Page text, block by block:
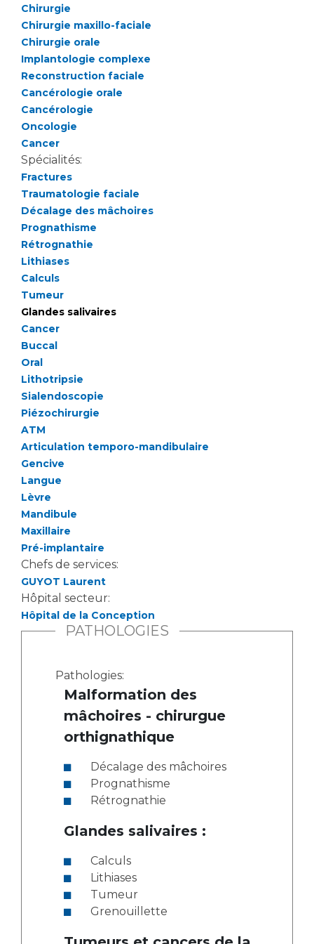
Qualité
Nos indicateurs qualité et de sécurité des soins
Protection des données
Sécurité
Les recherches en santé à l’AP-HM
Lieu de santé sans tabac
Liste des marchés conclus
Documents utiles
Chirurgie
Chirurgie maxillo-faciale
Chirurgie orale
Implantologie complexe
Reconstruction faciale
Cancérologie orale
Cancérologie
Oncologie
Cancer
Spécialités:
Fractures
Traumatologie faciale
Décalage des mâchoires
Prognathisme
Rétrognathie
Lithiases
Calculs
Tumeur
Glandes salivaires
Cancer
Buccal
Oral
Lithotripsie
Sialendoscopie
Piézochirurgie
ATM
Articulation temporo-mandibulaire
Gencive
Langue
Lèvre
Mandibule
Maxillaire
Pré-implantaire
Chefs de services:
GUYOT Laurent
Hôpital secteur:
Hôpital de la Conception
PATHOLOGIES
Pathologies:
Malformation des
mâchoires - chirurgue
orthignathique
Décalage des mâchoires
Prognathisme
Rétrognathie
Glandes salivaires :
Calculs
Lithiases
Tumeur
Grenouillette